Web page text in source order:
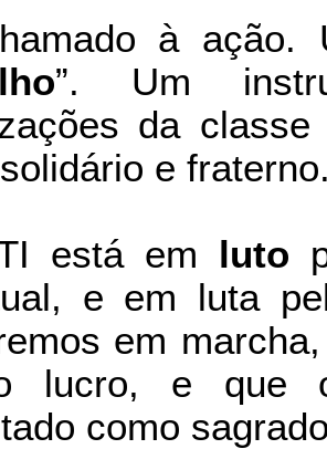
à ação.
”. Um
da
e
está em luto
e em luta
em
lucro, e que
como